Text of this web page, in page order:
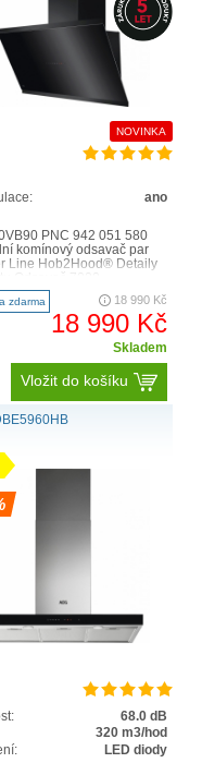
NOVINKA
ano
PNC 942 051 580
komínový odsavač par
Line Hob2Hood® Detaily
Hood čistí kuchyň od..
zdarma 18 990 Kč
18 990 Kč
Skladem
Vložit do košíku
68.0 dB
320 m3/hod
LED diody